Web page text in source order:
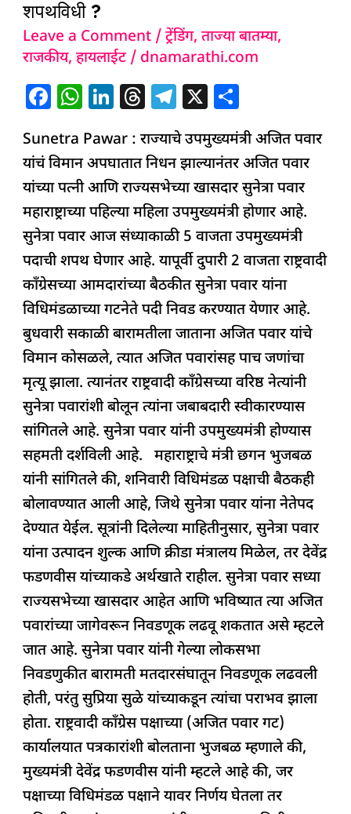
शपथविधी ?
Leave a Comment /ट्रेंडिंग,ताज्या बातम्या,
राजकीय,हायलाईट/ dnamarathi.com
F
c
e
b
o
o
k
W
at
s
A
p
p
Li
k
e
dI
n
T
re
a
d
s
T
el
e
g
ra
m
X
h
ar
e
Sunetra Pawar : राज्याचे उपमुख्यमंत्री अजित पवार
यांचं विमान अपघातात निधन झाल्यानंतर अजित पवार
यांच्या पत्नी आणि राज्यसभेच्या खासदार सुनेत्रा पवार
महाराष्ट्राच्या पहिल्या महिला उपमुख्यमंत्री होणार आहे.
सुनेत्रा पवार आज संध्याकाळी 5 वाजता उपमुख्यमंत्री
पदाची शपथ घेणार आहे. यापूर्वी दुपारी 2 वाजता राष्ट्रवादी
काँग्रेसच्या आमदारांच्या बैठकीत सुनेत्रा पवार यांना
विधिमंडळाच्या गटनेते पदी निवड करण्यात येणार आहे.
बुधवारी सकाळी बारामतीला जाताना अजित पवार यांचे
विमान कोसळले, त्यात अजित पवारांसह पाच जणांचा
मृत्यू झाला. त्यानंतर राष्ट्रवादी काँग्रेसच्या वरिष्ठ नेत्यांनी
सुनेत्रा पवारांशी बोलून त्यांना जबाबदारी स्वीकारण्यास
सांगितले आहे. सुनेत्रा पवार यांनी उपमुख्यमंत्री होण्यास
सहमती दर्शविली आहे. महाराष्ट्राचे मंत्री छगन भुजबळ
यांनी सांगितले की, शनिवारी विधिमंडळ पक्षाची बैठकही
बोलावण्यात आली आहे, जिथे सुनेत्रा पवार यांना नेतेपद
देण्यात येईल. सूत्रांनी दिलेल्या माहितीनुसार, सुनेत्रा पवार
यांना उत्पादन शुल्क आणि क्रीडा मंत्रालय मिळेल, तर देवेंद्र
फडणवीस यांच्याकडे अर्थखाते राहील. सुनेत्रा पवार सध्या
राज्यसभेच्या खासदार आहेत आणि भविष्यात त्या अजित
पवारांच्या जागेवरून निवडणूक लढवू शकतात असे म्हटले
जात आहे. सुनेत्रा पवार यांनी गेल्या लोकसभा
निवडणुकीत बारामती मतदारसंघातून निवडणूक लढवली
होती, परंतु सुप्रिया सुळे यांच्याकडून त्यांचा पराभव झाला
होता. राष्ट्रवादी काँग्रेस पक्षाच्या (अजित पवार गट)
कार्यालयात पत्रकारांशी बोलताना भुजबळ म्हणाले की,
मुख्यमंत्री देवेंद्र फडणवीस यांनी म्हटले आहे की, जर
पक्षाच्या विधिमंडळ पक्षाने यावर निर्णय घेतला तर
शपथविधी
?